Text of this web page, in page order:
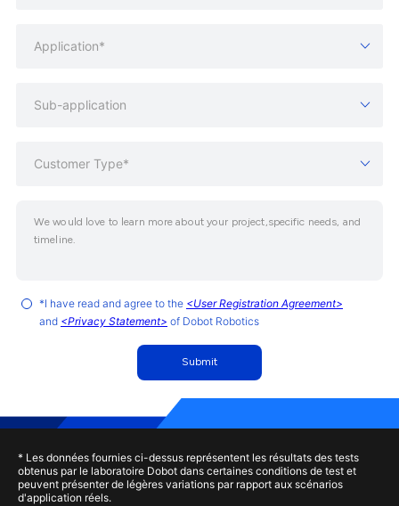
Application*
Sub-application
Customer Type*
*I have read and agree to the <User Registration Agreement>
and <Privacy Statement> of Dobot Robotics
Submit
* Les données fournies ci-dessus représentent les résultats des tests
obtenus par le laboratoire Dobot dans certaines conditions de test et
peuvent présenter de légères variations par rapport aux scénarios
d'application réels.